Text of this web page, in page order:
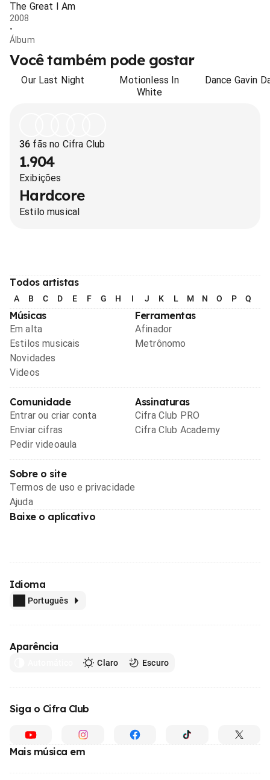
The Great I Am
2008
•
Álbum
Você também pode gostar
Our Last Night
Motionless In
White
Dance Gavin
36 fãs no Cifra Club
1.904
Exibições
Hardcore
Estilo musical
Todos artistas
A B C D E F G H I J K L M N O P Q
Músicas
Em alta
Estilos musicais
Novidades
Videos
Ferramentas
Afinador
Metrônomo
Comunidade
Entrar ou criar conta
Enviar cifras
Pedir videoaula
Assinaturas
Cifra Club PRO
Cifra Club Academy
Sobre o site
Termos de uso e privacidade
Ajuda
Baixe o aplicativo
Idioma
Português
Aparência
Claro Escuro
Siga o Cifra Club
Mais música em